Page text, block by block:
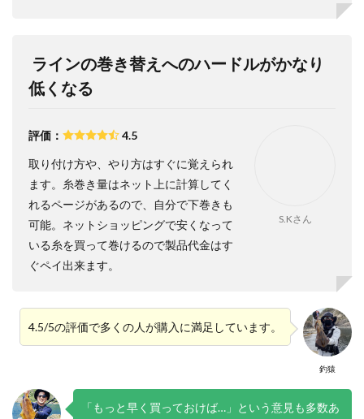
ラインの巻き替えへのハードルがかなり
低くなる
S.Kさん
評価： 4.5
取り付け方や、やり方はすぐに覚えられ
ます。糸巻き量はネット上に計算してく
れるページがあるので、自分で下巻きも
可能。ネットショッピングで安くなって
いる糸を買って巻けるので製品代金はす
ぐペイ出来ます。
釣猿
4.5/5の評価で多くの人が購入に満足しています。
「もっと早く買っておけば…」という意見も多数あ